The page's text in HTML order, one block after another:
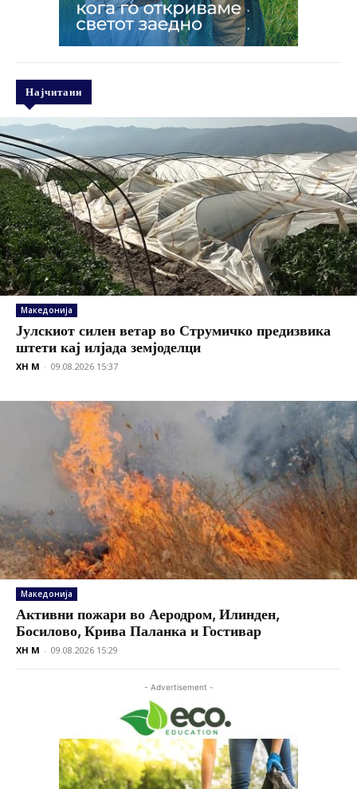
Најчитани
Македонија
Јулскиот силен ветар во Струмичко предизвика
штети кај илјада земјоделци
XH M - 09.08.2026 15:37
Македонија
Активни пожари во Аеродром, Илинден,
Босилово, Крива Паланка и Гостивар
XH M - 09.08.2026 15:29
- Advertisement -